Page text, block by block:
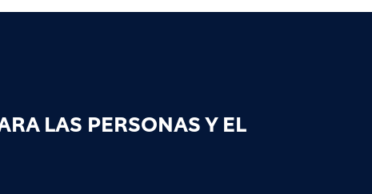
LAS PERSONAS Y EL